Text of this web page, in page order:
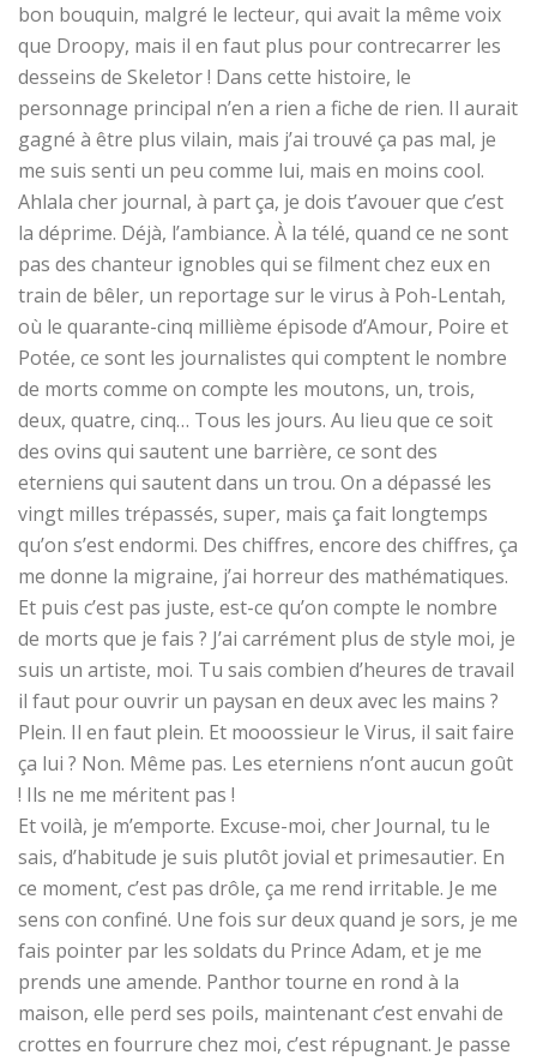
bon bouquin, malgré le lecteur, qui avait la même voix
que Droopy, mais il en faut plus pour contrecarrer les
desseins de Skeletor ! Dans cette histoire, le
personnage principal n’en a rien a fiche de rien. Il aurait
gagné à être plus vilain, mais j’ai trouvé ça pas mal, je
me suis senti un peu comme lui, mais en moins cool.
Ahlala cher journal, à part ça, je dois t’avouer que c’est
la déprime. Déjà, l’ambiance. À la télé, quand ce ne sont
pas des chanteur ignobles qui se filment chez eux en
train de bêler, un reportage sur le virus à Poh-Lentah,
où le quarante-cinq millième épisode d’Amour, Poire et
Potée, ce sont les journalistes qui comptent le nombre
de morts comme on compte les moutons, un, trois,
deux, quatre, cinq… Tous les jours. Au lieu que ce soit
des ovins qui sautent une barrière, ce sont des
eterniens qui sautent dans un trou. On a dépassé les
vingt milles trépassés, super, mais ça fait longtemps
qu’on s’est endormi. Des chiffres, encore des chiffres, ça
me donne la migraine, j’ai horreur des mathématiques.
Et puis c’est pas juste, est-ce qu’on compte le nombre
de morts que je fais ? J’ai carrément plus de style moi, je
suis un artiste, moi. Tu sais combien d’heures de travail
il faut pour ouvrir un paysan en deux avec les mains ?
Plein. Il en faut plein. Et mooossieur le Virus, il sait faire
ça lui ? Non. Même pas. Les eterniens n’ont aucun goût
! Ils ne me méritent pas !
Et voilà, je m’emporte. Excuse-moi, cher Journal, tu le
sais, d’habitude je suis plutôt jovial et primesautier. En
ce moment, c’est pas drôle, ça me rend irritable. Je me
sens con confiné. Une fois sur deux quand je sors, je me
fais pointer par les soldats du Prince Adam, et je me
prends une amende. Panthor tourne en rond à la
maison, elle perd ses poils, maintenant c’est envahi de
crottes en fourrure chez moi, c’est répugnant. Je passe